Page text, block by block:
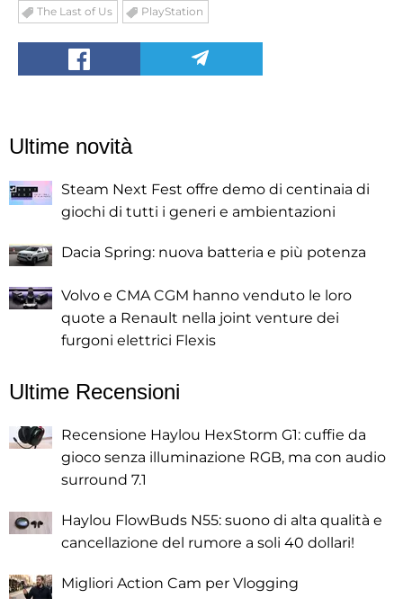
The Last of Us PlayStation
Ultime novità
Steam Next Fest offre demo di centinaia di
giochi di tutti i generi e ambientazioni
Dacia Spring: nuova batteria e più potenza
Volvo e CMA CGM hanno venduto le loro
quote a Renault nella joint venture dei
furgoni elettrici Flexis
Ultime Recensioni
Recensione Haylou HexStorm G1: cuffie da
gioco senza illuminazione RGB, ma con audio
surround 7.1
Haylou FlowBuds N55: suono di alta qualità e
cancellazione del rumore a soli 40 dollari!
Migliori Action Cam per Vlogging